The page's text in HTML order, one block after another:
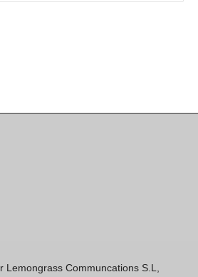
Communcations S.L,